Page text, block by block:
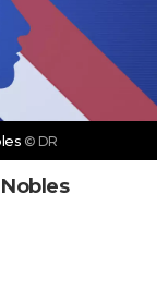
© DR